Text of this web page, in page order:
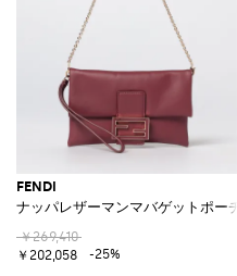
FENDI
ナッパレザーマンマバゲットポーチ
￥269,410
￥202,058
-25%